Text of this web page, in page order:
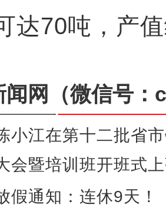
达70吨，产
网 （微信号
小江在第十二批省
会暨培训班开班式
假通知：连休9天！
新疆4000亩沙漠盐